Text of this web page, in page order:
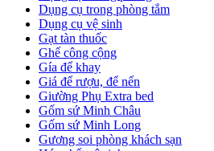
Dụng cụ trong phòng tắm
Dụng cụ vệ sinh
Gạt tàn thuốc
Ghế công cộng
Gía để khay
Giá để rượu, để nến
Giường Phụ Extra bed
Gốm sứ Minh Châu
Gốm sứ Minh Long
Gương soi phòng khách sạn